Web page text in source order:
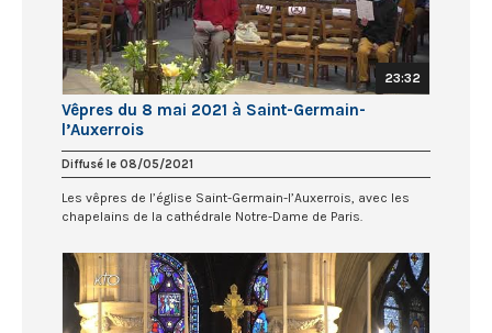
23:32
Vêpres du 8 mai 2021 à Saint-Germain-
l’Auxerrois
Diffusé le 08/05/2021
Les vêpres de l’église Saint-Germain-l’Auxerrois, avec les
chapelains de la cathédrale Notre-Dame de Paris.